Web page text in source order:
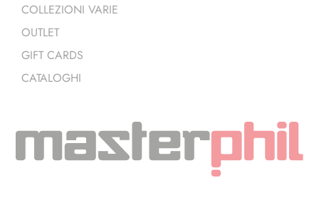
COLLEZIONI VARIE
OUTLET
GIFT CARDS
CATALOGHI